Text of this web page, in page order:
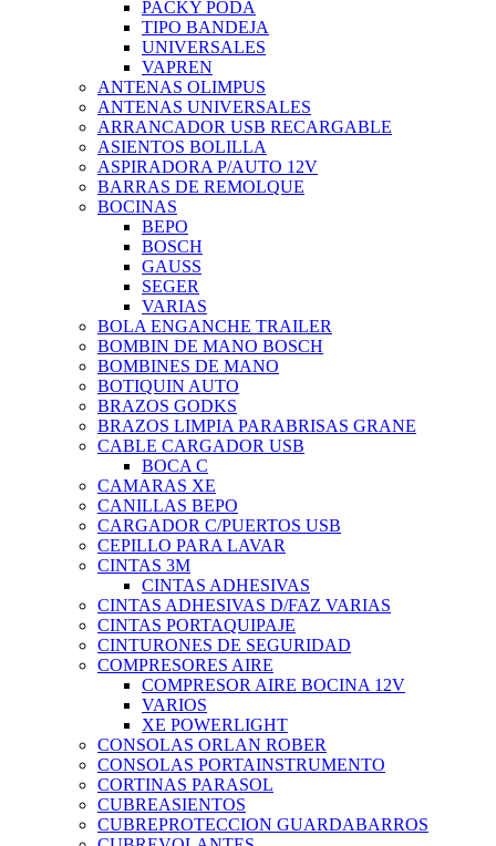
PACKY PODA
TIPO BANDEJA
UNIVERSALES
VAPREN
ANTENAS OLIMPUS
ANTENAS UNIVERSALES
ARRANCADOR USB RECARGABLE
ASIENTOS BOLILLA
ASPIRADORA P/AUTO 12V
BARRAS DE REMOLQUE
BOCINAS
BEPO
BOSCH
GAUSS
SEGER
VARIAS
BOLA ENGANCHE TRAILER
BOMBIN DE MANO BOSCH
BOMBINES DE MANO
BOTIQUIN AUTO
BRAZOS GODKS
BRAZOS LIMPIA PARABRISAS GRANE
CABLE CARGADOR USB
BOCA C
CAMARAS XE
CANILLAS BEPO
CARGADOR C/PUERTOS USB
CEPILLO PARA LAVAR
CINTAS 3M
CINTAS ADHESIVAS
CINTAS ADHESIVAS D/FAZ VARIAS
CINTAS PORTAQUIPAJE
CINTURONES DE SEGURIDAD
COMPRESORES AIRE
COMPRESOR AIRE BOCINA 12V
VARIOS
XE POWERLIGHT
CONSOLAS ORLAN ROBER
CONSOLAS PORTAINSTRUMENTO
CORTINAS PARASOL
CUBREASIENTOS
CUBREPROTECCION GUARDABARROS